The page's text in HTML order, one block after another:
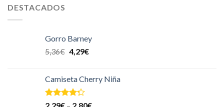
DESTACADOS
Gorro Barney
5,36€ 4,29€
Camiseta Cherry Niña
Valorado